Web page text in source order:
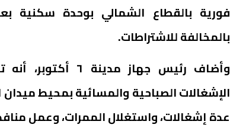
فورية بالقطاع الشمالي بوحدة سكنية
بالمخالفة للاشتراطات.
وأضاف رئيس جهاز
الإشغالات الصباحية والمسائية بمحيط
عدة إشغالات، واستغلال الممرات، وعمل